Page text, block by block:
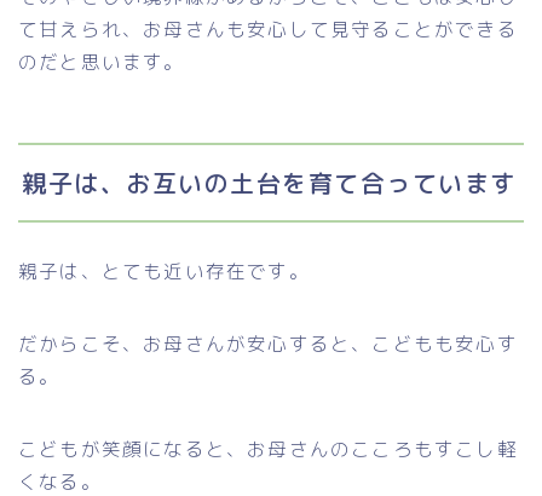
て甘えられ、お母さんも安心して見守ることができる
のだと思います。
親子は、お互いの土台を育て合っています
親子は、とても近い存在です。
だからこそ、お母さんが安心すると、こどもも安心す
る。
こどもが笑顔になると、お母さんのこころもすこし軽
くなる。